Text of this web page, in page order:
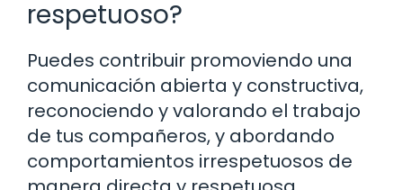
respetuoso?
Puedes contribuir promoviendo una
comunicación abierta y constructiva,
reconociendo y valorando el trabajo
de tus compañeros, y abordando
comportamientos irrespetuosos de